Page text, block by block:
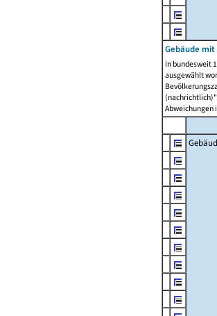
Gebäude
In bundesweit
ausgewählt
Abweichungen